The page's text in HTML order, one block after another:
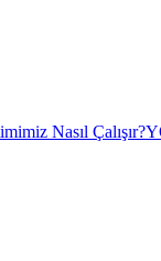
Nasıl Çalışır?